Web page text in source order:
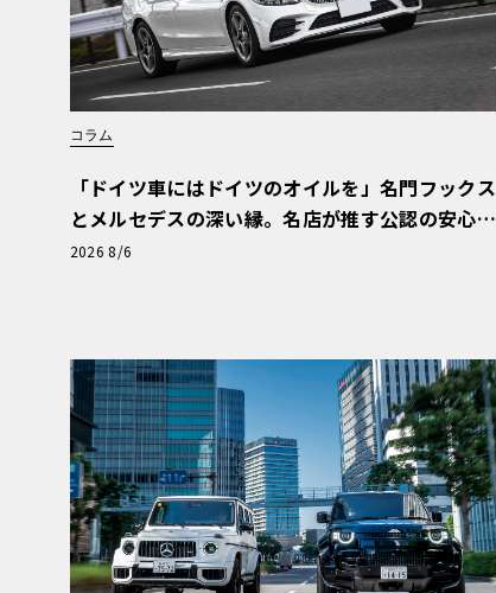
コラム
「ドイツ車にはドイツのオイルを」名門フックス
とメルセデスの深い縁。名店が推す公認の安心
と、Cクラスで味わうシルキーな走り〈PR〉
2026 8/6